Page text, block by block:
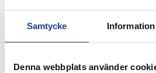
Samtycke Information
Denna webbplats använder
30 år i hästnäringens